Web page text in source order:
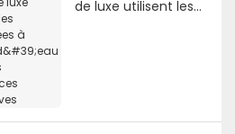
de luxe utilisent les